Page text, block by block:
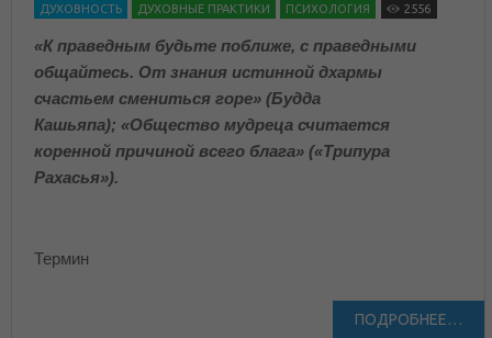
ДУХОВНОСТЬ ДУХОВНЫЕ ПРАКТИКИ ПСИХОЛОГИЯ 2556
«К праведным будьте поближе, с праведными
общайтесь. От знания истинной дхармы
счастьем смениться горе» (Будда
Кашьяпа); «Общество мудреца считается
коренной причиной всего блага» («Трипура
Рахасья»).
Термин
ПОДРОБНЕЕ…